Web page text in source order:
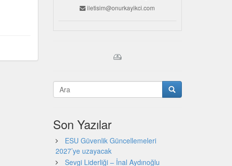
iletisim@onurkayikci.com
Son Yazılar
ESU Güvenlik Güncellemeleri
2027’ye uzayacak
Sevgi Liderliği – İnal Aydınoğlu